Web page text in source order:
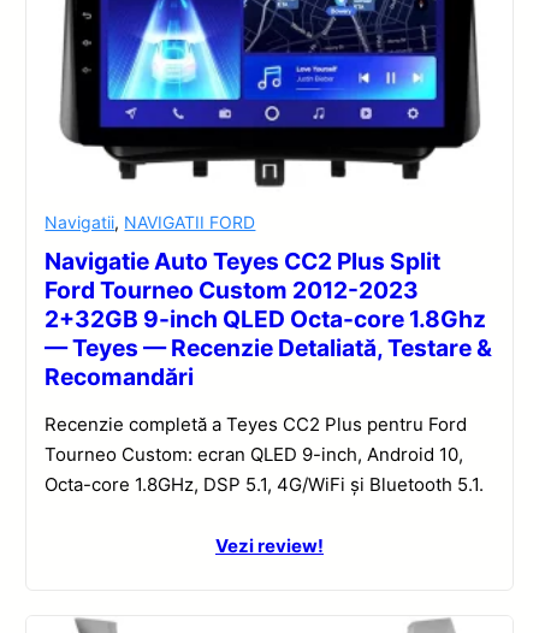
Navigatii, NAVIGATII FORD
Navigatie Auto Teyes CC2 Plus Split
Ford Tourneo Custom 2012-2023
2+32GB 9-inch QLED Octa-core 1.8Ghz
— Teyes — Recenzie Detaliată, Testare &
Recomandări
Recenzie completă a Teyes CC2 Plus pentru Ford
Tourneo Custom: ecran QLED 9-inch, Android 10,
Octa-core 1.8GHz, DSP 5.1, 4G/WiFi și Bluetooth 5.1.
Vezi review!